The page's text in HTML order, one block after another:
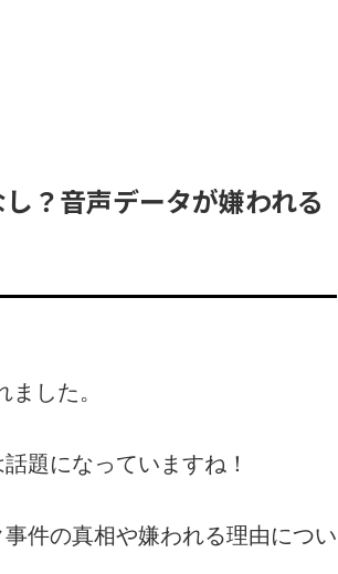
？音声データが嫌われる
した。
題になっていますね！
件の真相や嫌われる理由につい